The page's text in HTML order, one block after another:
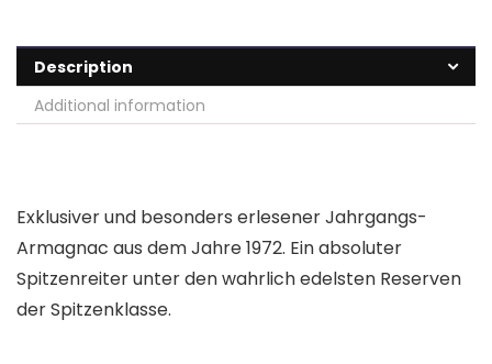
Description
Additional information
Exklusiver und besonders erlesener Jahrgangs-
Armagnac aus dem Jahre 1972. Ein absoluter
Spitzenreiter unter den wahrlich edelsten Reserven
der Spitzenklasse.